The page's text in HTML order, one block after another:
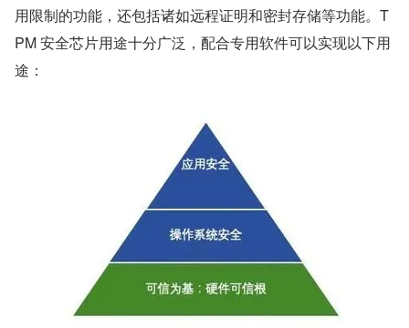
用限制的功能，还包括诸如远程证明和密封存储等功能。T
PM 安全芯片用途十分广泛，配合专用软件可以实现以下用
途：